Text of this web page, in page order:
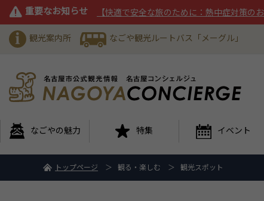
重要なお知らせ 【快適で安全な旅のために：熱中症対策の
観光案内所 なごや観光ルートバス「メーグル」
なごやの魅力 特集 イベント
トップページ 観る・楽しむ 観光スポット